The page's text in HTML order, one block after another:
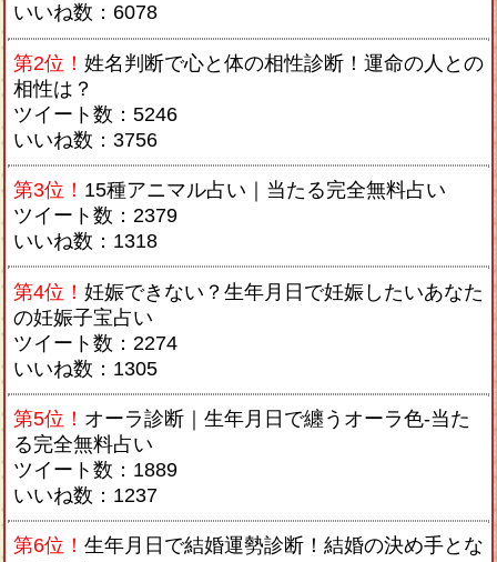
いいね数：6078
第2位！ 姓名判断で心と体の相性診断！運命の人との
相性は？
ツイート数：5246
いいね数：3756
第3位！ 15種アニマル占い｜当たる完全無料占い
ツイート数：2379
いいね数：1318
第4位！ 妊娠できない？生年月日で妊娠したいあなた
の妊娠子宝占い
ツイート数：2274
いいね数：1305
第5位！ オーラ診断｜生年月日で纏うオーラ色-当た
る完全無料占い
ツイート数：1889
いいね数：1237
第6位！ 生年月日で結婚運勢診断！結婚の決め手とな